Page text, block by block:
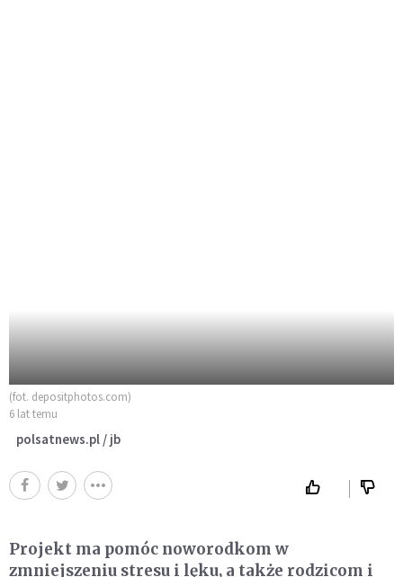
(fot. depositphotos.com)
6 lat temu
polsatnews.pl / jb
Projekt ma pomóc noworodkom w
zmniejszeniu stresu i lęku, a także rodzicom i